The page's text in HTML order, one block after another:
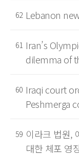
62 Lebanon
61 Iran’s
dilemma of
60 Iraqi court
Peshmerga
59 이라크 법원,
대한 체포 영